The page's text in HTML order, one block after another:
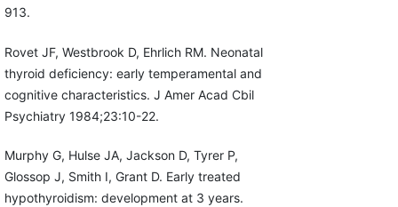
913.
Rovet JF, Westbrook D, Ehrlich RM. Neonatal
thyroid deficiency: early temperamental and
cognitive characteristics. J Amer Acad Cbil
Psychiatry 1984;23:10-22.
Murphy G, Hulse JA, Jackson D, Tyrer P,
Glossop J, Smith I, Grant D. Early treated
hypothyroidism: development at 3 years.